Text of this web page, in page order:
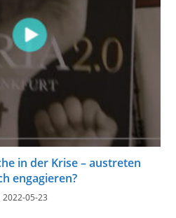
in der Krise – austreten
engagieren?
2022-05-23